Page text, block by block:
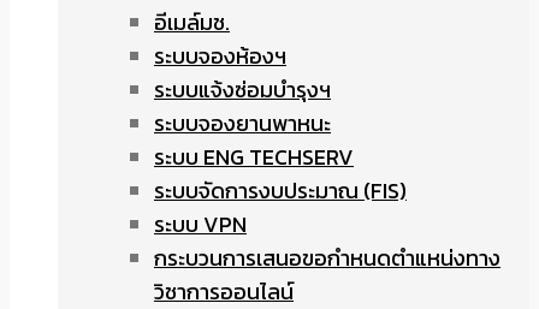
อีเมล์มช.
ระบบจองห้องฯ
ระบบแจ้งซ่อมบำรุงฯ
ระบบจองยานพาหนะ
ระบบ ENG TECHSERV
ระบบจัดการงบประมาณ (FIS)
ระบบ VPN
กระบวนการเสนอขอกำหนดตำแหน่งทาง
วิชาการออนไลน์